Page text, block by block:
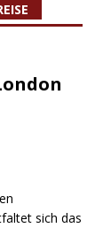
sich das